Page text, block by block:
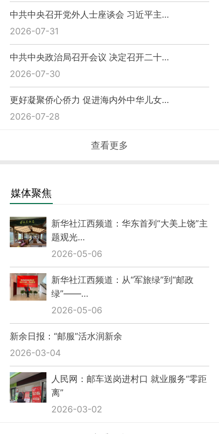
中共中央召开党外人士座谈会 习近平主…
2026-07-31
中共中央政治局召开会议 决定召开二十…
2026-07-30
更好凝聚侨心侨力 促进海内外中华儿女…
2026-07-28
查看更多
媒体聚焦
新华社江西频道：华东首列“大美上饶”主
题观光…
2026-05-06
新华社江西频道：从“军旅绿”到“邮政
绿”——…
2026-05-06
新余日报：“邮服”活水润新余
2026-03-04
人民网：邮车送岗进村口 就业服务“零距
离”
2026-03-02